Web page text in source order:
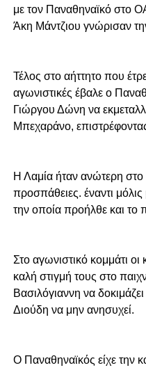
με τον Παναθηναϊκό στο
Άκη Μάντζιου γνώρισαν
Τέλος στο αήττητο που
αγωνιστικές έβαλε ο
Γιώργου Δώνη να
Μπεχαράνο, επιστρέφοντας
Η Λαμία ήταν ανώτερη στο
προσπάθειες. έναντι
την οποία προήλθε και
Στο αγωνιστικό κομμάτι οι
καλή στιγμή τους στο
Βασιλόγιαννη να
Διούδη να μην ανησυχεί.
Ο Παναθηναϊκός είχε την